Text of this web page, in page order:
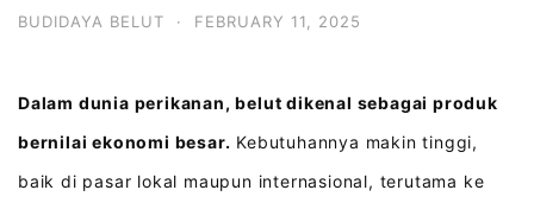
BUDIDAYA BELUT · FEBRUARY 11, 2025
Dalam dunia perikanan, belut dikenal sebagai produk
bernilai ekonomi besar. Kebutuhannya makin tinggi,
baik di pasar lokal maupun internasional, terutama ke